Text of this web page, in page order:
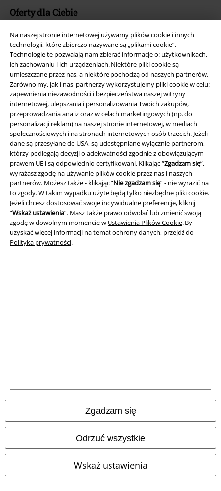
Na naszej stronie internetowej używamy plików cookie i innych
technologii, które zbiorczo nazywane są „plikami cookie”.
Technologie te pozwalają nam zbierać informacje o: użytkownikach,
ich zachowaniu i ich urządzeniach. Niektóre pliki cookie są
umieszczane przez nas, a niektóre pochodzą od naszych partnerów.
Zarówno my, jak i nasi partnerzy wykorzystujemy pliki cookie w celu:
zapewnienia niezawodności i bezpieczeństwa naszej witryny
internetowej, ulepszania i personalizowania Twoich zakupów,
przeprowadzania analiz oraz w celach marketingowych (np. do
personalizacji reklam) na naszej stronie internetowej, w mediach
społecznościowych i na stronach internetowych osób trzecich. Jeżeli
dane są przesyłane do USA, są udostępniane wyłącznie partnerom,
którzy podlegają decyzji o adekwatności zgodnie z obowiązującym
prawem UE i są odpowiednio certyfikowani. Klikając “Zgadzam się”,
wyrażasz zgodę na używanie plików cookie przez nas i naszych
partnerów. Możesz także - klikając “Nie zgadzam się” - nie wyrazić na
to zgody. W takim wypadku użyte będą tylko niezbędne pliki cookie.
Jeżeli chcesz dostosować swoje indywidualne preferencje, kliknij
“Wskaż ustawienia”. Masz także prawo odwołać lub zmienić swoją
zgodę w dowolnym momencie w Ustawienia Plików Cookie. By
uzyskać więcej informacji na temat ochrony danych, przejdź do
Polityka prywatności.
Zgadzam się
Odrzuć wszystkie
Wskaż ustawienia
Oferty dla Ciebie
Konkursy
Vouchery EMP
Zniżka studencka
O EMP
Programy partnerskie
Zrównoważony rózwój
(płatność z góry)
pobraniem
Wysyłka